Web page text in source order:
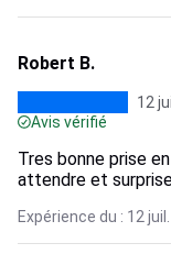
Robert B.
12
Avis vérifié
Tres bonne prise
attendre et
Expérience du : 12